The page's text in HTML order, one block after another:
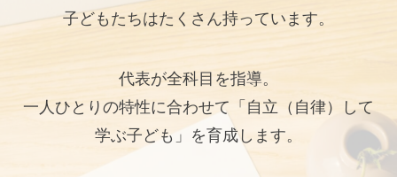
子どもたちはたくさん持っています。
代表が全科目を指導。
一人ひとりの特性に合わせて「自立（自律）して
学ぶ子ども」を育成します。